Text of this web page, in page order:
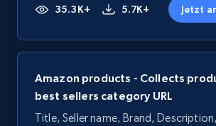
35.3K+ 5.7K+ Jetzt
Amazon products - Collects
best sellers category URL
Title, Seller name, Brand,